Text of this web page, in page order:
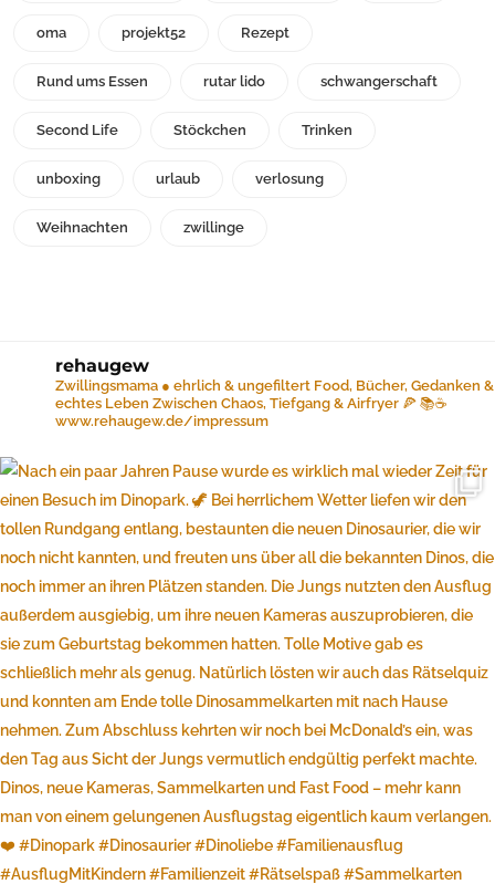
oma projekt52 Rezept
Rund ums Essen rutar lido schwangerschaft
Second Life Stöckchen Trinken
unboxing urlaub verlosung
Weihnachten zwillinge
rehaugew
Zwillingsmama ● ehrlich & ungefiltert Food, Bücher, Gedanken &
echtes Leben Zwischen Chaos, Tiefgang & Airfryer 🍕 📚☕️
www.rehaugew.de/impressum